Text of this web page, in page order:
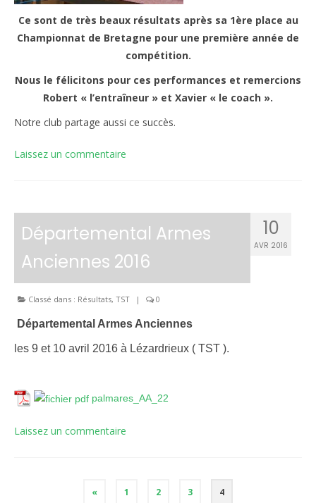
Ce sont de très beaux résultats après sa 1ère place au
Championnat de Bretagne pour une première année de
compétition.
Nous le félicitons pour ces performances et remercions
Robert « l’entraîneur » et Xavier « le coach ».
Notre club partage aussi ce succès.
Laissez un commentaire
10
AVR 2016
Départemental Armes
Anciennes 2016
Classé dans : Résultats, TST | 0
Départemental Armes Anciennes
les 9 et 10 avril 2016 à Lézardrieux ( TST ).
palmares_AA_22
Laissez un commentaire
« 1 2 3 4